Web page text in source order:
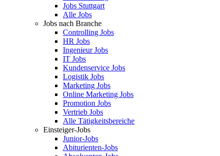
Jobs Stuttgart
Alle Jobs
Jobs nach Branche
Controlling Jobs
HR Jobs
Ingenieur Jobs
IT Jobs
Kundenservice Jobs
Logistik Jobs
Marketing Jobs
Online Marketing Jobs
Promotion Jobs
Vertrieb Jobs
Alle Tätigkeitsbereiche
Einsteiger-Jobs
Junior-Jobs
Abiturienten-Jobs